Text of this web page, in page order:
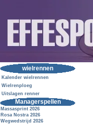
wielrennen
Kalender wielrennen
Wielrenploeg
Uitslagen renner
Managerspellen
Massasprint 2026
Rosa Nostra 2026
Wegwedstrijd 2026